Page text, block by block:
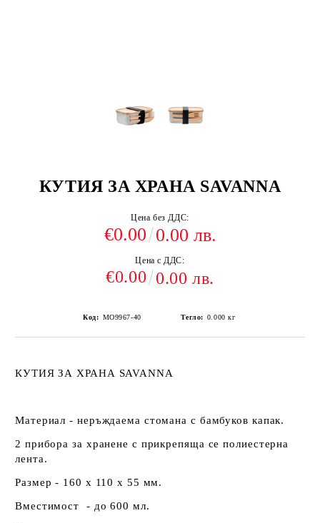
КУТИЯ ЗА ХРАНА SAVANNA
Цена без ДДС:
€0.00 0.00 лв.
Цена с ДДС:
€0.00 0.00 лв.
Код: MO9967-40 Тегло: 0.000 кг
КУТИЯ ЗА ХРАНА SAVANNA
Материал - неръждаема стомана с бамбуков капак.
2 прибора за хранене с прикрепяща се полиестерна
лента.
Размер - 160 х 110 х 55 мм.
Вместимост - до 600 мл.